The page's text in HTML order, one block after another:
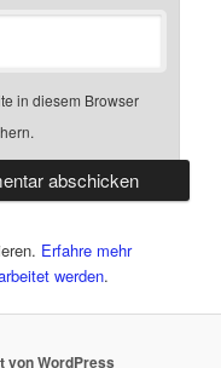
in diesem Browser
Erfahre mehr
werden.
von WordPress